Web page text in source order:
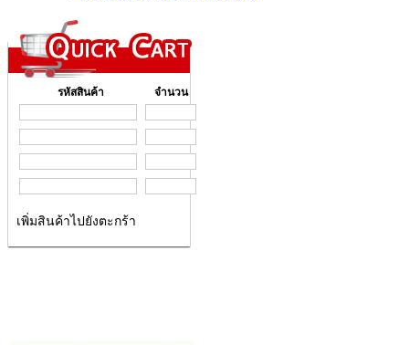
รหัสสินค้า จำนวน
เพิ่มสินค้าไปยังตะกร้า